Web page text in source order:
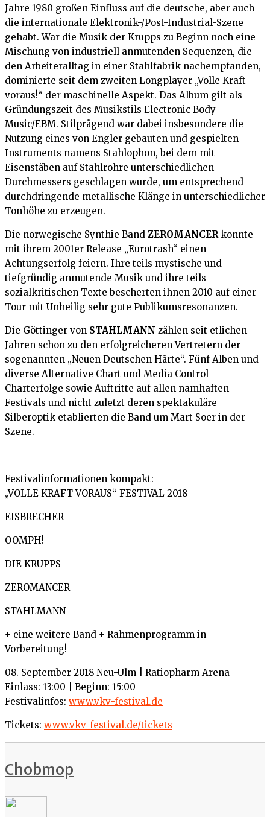
Jahre 1980 großen Einfluss auf die deutsche, aber auch
die internationale Elektronik-/Post-Industrial-Szene
gehabt. War die Musik der Krupps zu Beginn noch eine
Mischung von industriell anmutenden Sequenzen, die
den Arbeiteralltag in einer Stahlfabrik nachempfanden,
dominierte seit dem zweiten Longplayer „Volle Kraft
voraus!“ der maschinelle Aspekt. Das Album gilt als
Gründungszeit des Musikstils Electronic Body
Music/EBM. Stilprägend war dabei insbesondere die
Nutzung eines von Engler gebauten und gespielten
Instruments namens Stahlophon, bei dem mit
Eisenstäben auf Stahlrohre unterschiedlichen
Durchmessers geschlagen wurde, um entsprechend
durchdringende metallische Klänge in unterschiedlicher
Tonhöhe zu erzeugen.
Die norwegische Synthie Band ZEROMANCERkonnte
mit ihrem 2001er Release „Eurotrash“ einen
Achtungserfolg feiern. Ihre teils mystische und
tiefgründig anmutende Musik und ihre teils
sozialkritischen Texte bescherten ihnen 2010 auf einer
Tour mit Unheilig sehr gute Publikumsresonanzen.
Die Göttinger von STAHLMANN zählen seit etlichen
Jahren schon zu den erfolgreicheren Vertretern der
sogenannten „Neuen Deutschen Härte“. Fünf Alben und
diverse Alternative Chart und Media Control
Charterfolge sowie Auftritte auf allen namhaften
Festivals und nicht zuletzt deren spektakuläre
Silberoptik etablierten die Band um Mart Soer in der
Szene.
Festivalinformationen kompakt:
„VOLLE KRAFT VORAUS“ FESTIVAL 2018
EISBRECHER
OOMPH!
DIE KRUPPS
ZEROMANCER
STAHLMANN
+ eine weitere Band + Rahmenprogramm in
Vorbereitung!
08. September 2018 Neu-Ulm | Ratiopharm Arena
Einlass: 13:00 | Beginn: 15:00
Festivalinfos: www.vkv-festival.de
Tickets: www.vkv-festival.de/tickets
Chobmop